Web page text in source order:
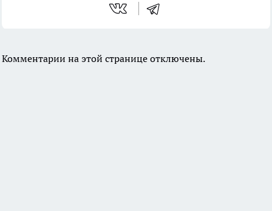
Комментарии на этой странице отключены.